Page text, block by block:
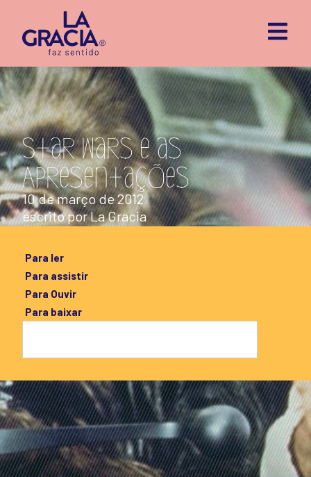
Star Wars e as
Apresentações
10 de março de 2012
escrito porLa Gracia
Para ler
Para assistir
Para Ouvir
Para baixar